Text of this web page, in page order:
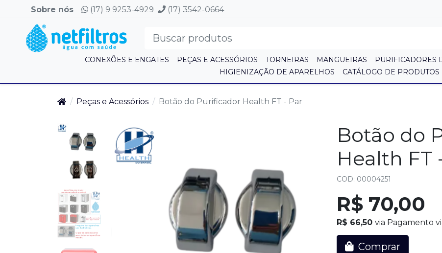
Sobre nós (17) 9 9253-4929 (17) 3542-0664
CONEXÕES E ENGATES PEÇAS E ACESSÓRIOS TORNEIRAS MANGUEIRAS PURIFICADORES
HIGIENIZAÇÃO DE APARELHOS
CATÁLOGO DE PRODUTOS
Peças e Acessórios Botão do Purificador Health FT - Par
Botão do
Health FT
COD: 00004251
R$ 70,00
R$ 66,50 via Pagamento
Comprar